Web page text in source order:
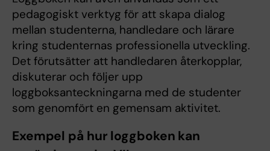
pedagogiskt verktyg för att skapa dialog
mellan studenterna, handledare och lärare
kring studenternas professionella utveckling.
Det förutsätter att handledaren återkopplar,
diskuterar och följer upp
loggboksanteckningarna med de studenter
som genomfört en gemensam aktivitet.
Exempel på hur loggboken kan